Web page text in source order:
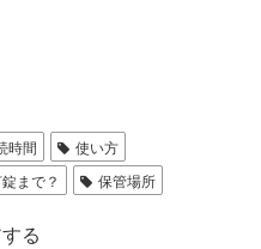
時間
使い方
まで？ 保管場所
る